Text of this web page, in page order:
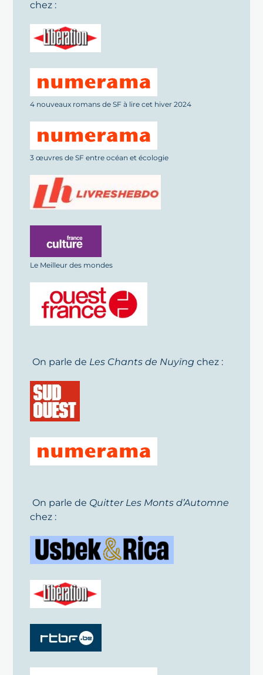
chez :
4 nouveaux romans de SF à lire cet hiver 2024
3 œuvres de SF entre océan et écologie
Le Meilleur des mondes
On parle de Les Chants de Nuyïng chez :
On parle de Quitter Les Monts d’Automne
chez :